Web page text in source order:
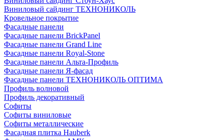
Виниловый сайдинг ТЕХНОНИКОЛЬ
Кровельное покрытие
Фасадные панели
Фасадные панели BrickPanel
Фасадные панели Grand Line
Фасадные панели Royal-Stone
Фасадные панели Альта-Профиль
Фасадные панели Я-фасад
Фасадные панели ТЕХНОНИКОЛЬ ОПТИМА
Профиль волновой
Профиль декоративный
Софиты
Софиты виниловые
Софиты металлические
Фасадная плитка Hauberk